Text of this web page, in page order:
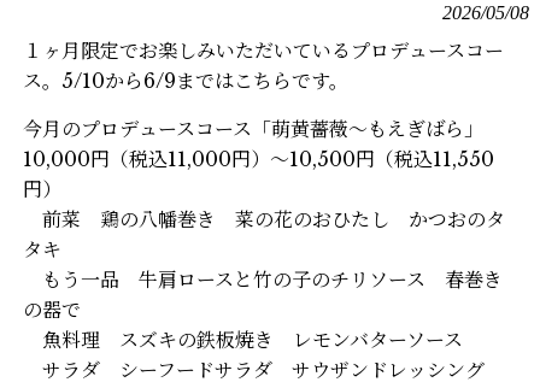
2026/05/08
１ヶ月限定でお楽しみいただいているプロデュースコー
ス。5/10から6/9まではこちらです。
今月のプロデュースコース「萌黄薔薇～もえぎばら」
10,000円（税込11,000円）～10,500円（税込11,550
円）
前菜 鶏の八幡巻き 菜の花のおひたし かつおのタ
タキ
もう一品 牛肩ロースと竹の子のチリソース 春巻き
の器で
魚料理 スズキの鉄板焼き レモンバターソース
サラダ シーフードサラダ サウザンドレッシング